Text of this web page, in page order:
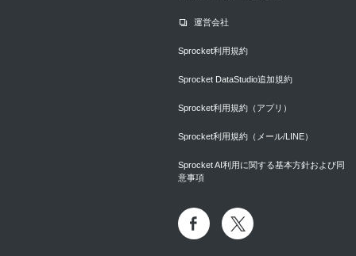
運営会社
Sprocket利用規約
Sprocket DataStudio追加規約
Sprocket利用規約（アプリ）
Sprocket利用規約（メール/LINE）
Sprocket AI利用に関する基本方針および同
意事項